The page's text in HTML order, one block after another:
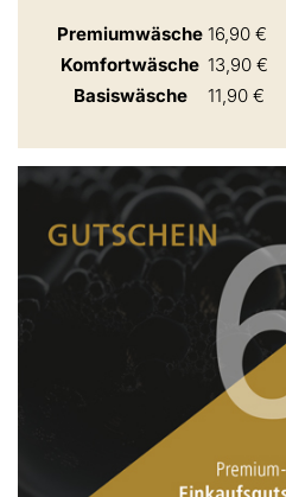
Premiumwäsche 16,90 €
Komfortwäsche 13,90 €
Basiswäsche
11,90 €